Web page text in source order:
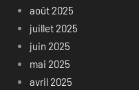
août 2025
juillet 2025
juin 2025
mai 2025
avril 2025